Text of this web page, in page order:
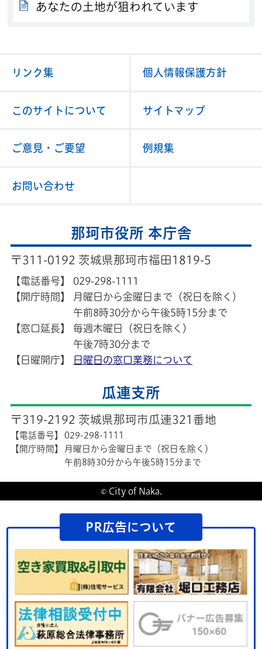
あなたの土地が狙われています
リンク集 個人情報保護方針
このサイトについて サイトマップ
ご意見・ご要望 例規集
お問い合わせ
那珂市役所 本庁舎
〒311-0192 茨城県那珂市福田1819-5
【電話番号】
029-298-1111
【開庁時間】
月曜日から金曜日まで（祝日を除く）
午前8時30分から午後5時15分まで
【窓口延長】
毎週木曜日（祝日を除く）
午後7時30分まで
【日曜開庁】
日曜日の窓口業務について
瓜連支所
〒319-2192 茨城県那珂市瓜連321番地
【電話番号】
029-298-1111
【開庁時間】
月曜日から金曜日まで（祝日を除く）
午前8時30分から午後5時15分まで
© City of Naka.
PR広告について